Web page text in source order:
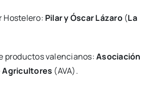
Hos­te­le­ro: Pilar y Óscar Láza­ro(La
pro­duc­tos valen­cia­nos:Aso­cia­ción
Agri­cul­to­res (AVA).